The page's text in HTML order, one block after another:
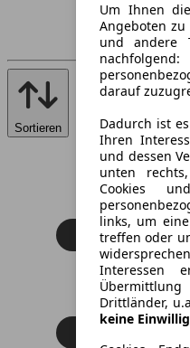
Um Ihnen
Angeboten
und andere
darauf
Dadurch ist
Ihren
und dessen
unten
Cookies
links, um
treffen oder
Interessen
Drittländer,
keine
Sortieren